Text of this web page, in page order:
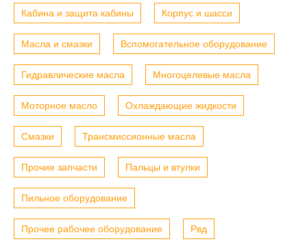
Кабина и защита кабины Корпус и шасси
Масла и смазки Вспомогательное оборудование
Гидравлические масла Многоцелевые масла
Моторное масло Охлаждающие жидкости
Смазки Трансмиссионные масла
Прочие запчасти Пальцы и втулки
Пильное оборудование
Прочее рабочее оборудование Рвд